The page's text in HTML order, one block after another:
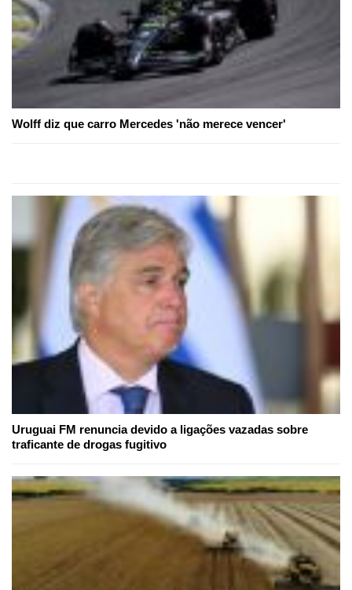
Wolff diz que carro Mercedes 'não merece vencer'
Uruguai FM renuncia devido a ligações vazadas sobre
traficante de drogas fugitivo